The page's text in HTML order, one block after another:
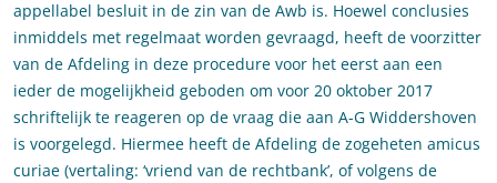
appellabel besluit in de zin van de Awb is. Hoewel conclusies
inmiddels met regelmaat worden gevraagd, heeft de voorzitter
van de Afdeling in deze procedure voor het eerst aan een
ieder de mogelijkheid geboden om voor 20 oktober 2017
schriftelijk te reageren op de vraag die aan A-G Widdershoven
is voorgelegd. Hiermee heeft de Afdeling de zogeheten amicus
curiae (vertaling: ‘vriend van de rechtbank’, of volgens de